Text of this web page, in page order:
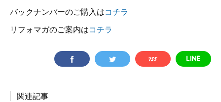
バックナンバーのご購入はコチラ
リフォマガのご案内はコチラ
関連記事